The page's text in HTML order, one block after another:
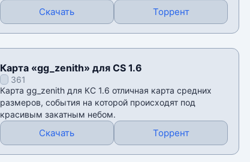
Скачать Торрент
Карта «gg_zenith» для CS 1.6
361
Карта gg_zenith для КС 1.6 отличная карта средних
размеров, события на которой происходят под
красивым закатным небом.
Скачать Торрент